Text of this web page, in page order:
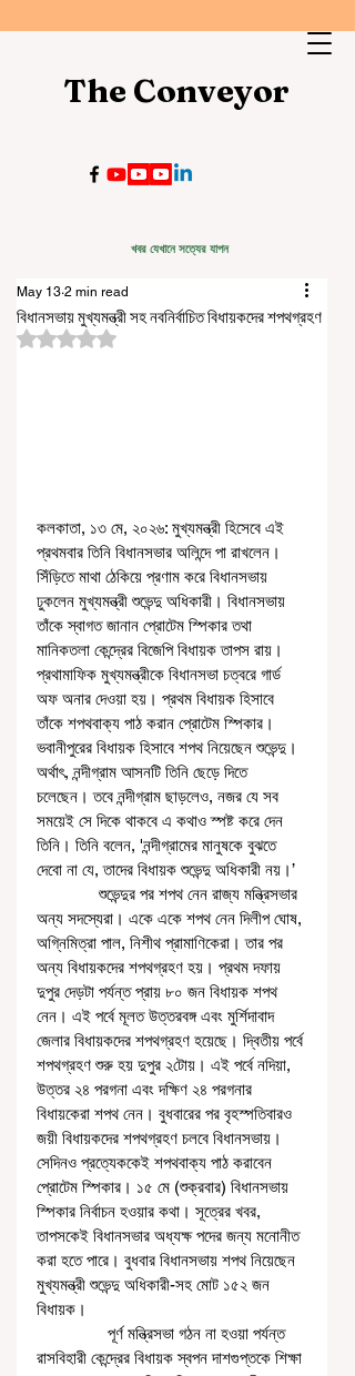
The Conveyor
খবর যেখানে সত্যের যাপন
বিধানসভায় মুখ্যমন্ত্রী সহ নবনির্বাচিত বিধায়কদের শপথগ্রহণ
May 13 2 min read
Rated NaN out of 5 stars.
কলকাতা, ১৩ মে, ২০২৬: মুখ্যমন্ত্রী হিসেবে এই
প্রথমবার তিনি বিধানসভার অলিন্দে পা রাখলেন।
সিঁড়িতে মাথা ঠেকিয়ে প্রণাম করে বিধানসভায়
ঢুকলেন মুখ্যমন্ত্রী শুভেন্দু অধিকারী। বিধানসভায়
তাঁকে স্বাগত জানান প্রোটেম স্পিকার তথা
মানিকতলা কেন্দ্রের বিজেপি বিধায়ক তাপস রায়।
প্রথামাফিক মুখ্যমন্ত্রীকে বিধানসভা চত্বরে গার্ড
অফ অনার দেওয়া হয়। প্রথম বিধায়ক হিসাবে
তাঁকে শপথবাক্য পাঠ করান প্রোটেম স্পিকার।
ভবানীপুরের বিধায়ক হিসাবে শপথ নিয়েছেন শুভেন্দু।
অর্থাৎ, নন্দীগ্রাম আসনটি তিনি ছেড়ে দিতে
চলেছেন। তবে নন্দীগ্রাম ছাড়লেও, নজর যে সব
সময়েই সে দিকে থাকবে এ কথাও স্পষ্ট করে দেন
তিনি। তিনি বলেন, 'নন্দীগ্রামের মানুষকে বুঝতে
দেবো না যে, তাদের বিধায়ক শুভেন্দু অধিকারী নয়।’
অন্য সদস্যেরা। একে একে শপথ নেন দিলীপ ঘোষ,
অগ্নিমিত্রা পাল, নিশীথ প্রামাণিকেরা। তার পর
অন্য বিধায়কদের শপথগ্রহণ হয়। প্রথম দফায়
দুপুর দেড়টা পর্যন্ত প্রায় ৮০ জন বিধায়ক শপথ
নেন। এই পর্বে মূলত উত্তরবঙ্গ এবং মুর্শিদাবাদ
জেলার বিধায়কদের শপথগ্রহণ হয়েছে। দ্বিতীয় পর্বে
শপথগ্রহণ শুরু হয় দুপুর ২টোয়। এই পর্বে নদিয়া,
উত্তর ২৪ পরগনা এবং দক্ষিণ ২৪ পরগনার
বিধায়কেরা শপথ নেন। বুধবারের পর বৃহস্পতিবারও
জয়ী বিধায়কদের শপথগ্রহণ চলবে বিধানসভায়।
সেদিনও প্রত্যেককেই শপথবাক্য পাঠ করাবেন
প্রোটেম স্পিকার। ১৫ মে (শুক্রবার) বিধানসভায়
স্পিকার নির্বাচন হওয়ার কথা। সূত্রের খবর,
তাপসকেই বিধানসভার অধ্যক্ষ পদের জন্য মনোনীত
করা হতে পারে। বুধবার বিধানসভায় শপথ নিয়েছেন
মুখ্যমন্ত্রী শুভেন্দু অধিকারী-সহ মোট ১৫২ জন
বিধায়ক।
রাসবিহারী কেন্দ্রের বিধায়ক স্বপন দাশগুপ্তকে শিক্ষা